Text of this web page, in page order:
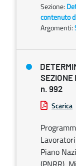
Sezione:
contenuto
Argomenti:
SEZIONE
n. 992
Scarica
Piano